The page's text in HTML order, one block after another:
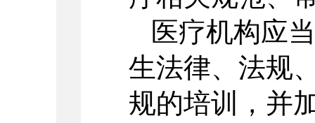
医疗机构应
生法律、法规
规的培训，并